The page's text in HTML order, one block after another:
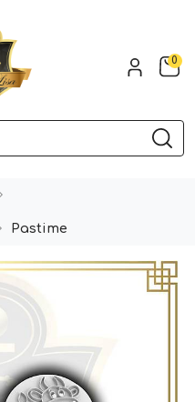
0
Pastime